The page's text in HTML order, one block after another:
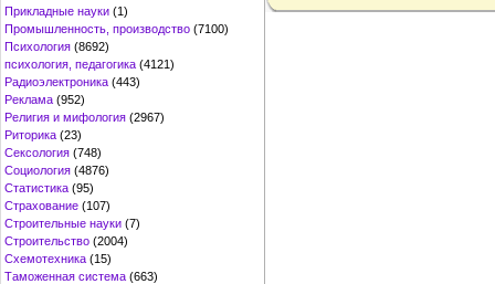
Прикладные науки (1)
Промышленность, производство (7100)
Психология (8692)
психология, педагогика (4121)
Радиоэлектроника (443)
Реклама (952)
Религия и мифология (2967)
Риторика (23)
Сексология (748)
Социология (4876)
Статистика (95)
Страхование (107)
Строительные науки (7)
Строительство (2004)
Схемотехника (15)
Таможенная система (663)